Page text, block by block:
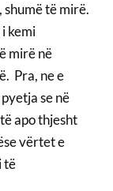
shumë të mirë.
kemi
mirë në
Pra, ne e
se në
apo thjesht
vërtet e
të